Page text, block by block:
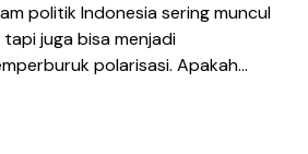
politik Indonesia sering muncul
juga bisa menjadi
polarisasi. Apakah